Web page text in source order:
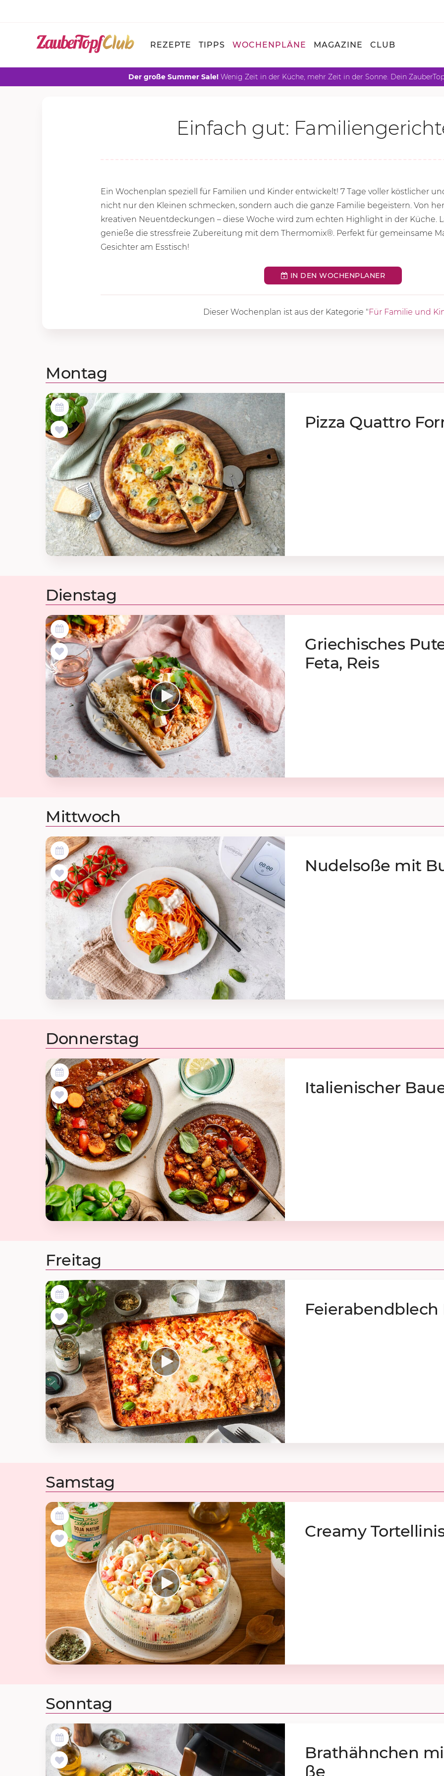
REZEPTE TIPPS WOCHENPLÄNE MAGAZINE CLUB
Der große Summer Sale! Wenig Zeit in der Küche, mehr Zeit in der Sonne. Dein
Einfach gut:
Ein Wochenplan speziell für Familien und Kinder entwickelt! 7 Tage voller köstlicher
nicht nur den Kleinen schmecken, sondern auch die ganze Familie begeistern. Von
kreativen Neuentdeckungen – diese Woche wird zum echten Highlight in der Küche.
genieße die stressfreie Zubereitung mit dem Thermomix®. Perfekt für gemeinsame
Gesichter am Esstisch!
IN DEN WOCHENPLANER
Dieser Wochenplan ist aus der Kategorie "Für Familie und
Montag
Piz­za Quat­tro
Dienstag
Grie­chi­sches
Feta, Reis
Mittwoch
Nu­del­so­ße mit
Donnerstag
Ita­lie­ni­scher
Freitag
Fei­er­abend­blech
Samstag
Cre­a­my
Sonntag
Brat­hähn­chen
ße